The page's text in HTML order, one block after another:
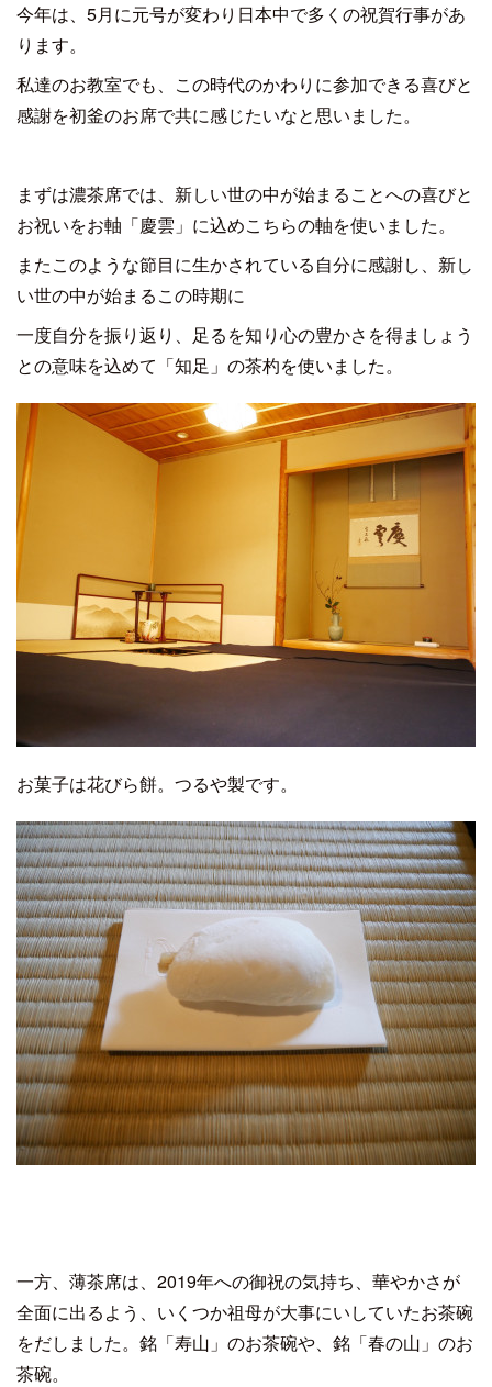
今年は、5月に元号が変わり日本中で多くの祝賀行事があ
ります。
私達のお教室でも、この時代のかわりに参加できる喜びと
感謝を初釜のお席で共に感じたいなと思いました。
まずは濃茶席では、新しい世の中が始まることへの喜びと
お祝いをお軸「慶雲」に込めこちらの軸を使いました。
またこのような節目に生かされている自分に感謝し、新し
い世の中が始まるこの時期に
一度自分を振り返り、足るを知り心の豊かさを得ましょう
との意味を込めて「知足」の茶杓を使いました。
お菓子は花びら餅。つるや製です。
一方、薄茶席は、2019年への御祝の気持ち、華やかさが
全面に出るよう、いくつか祖母が大事にいしていたお茶碗
をだしました。銘「寿山」のお茶碗や、銘「春の山」のお
茶碗。